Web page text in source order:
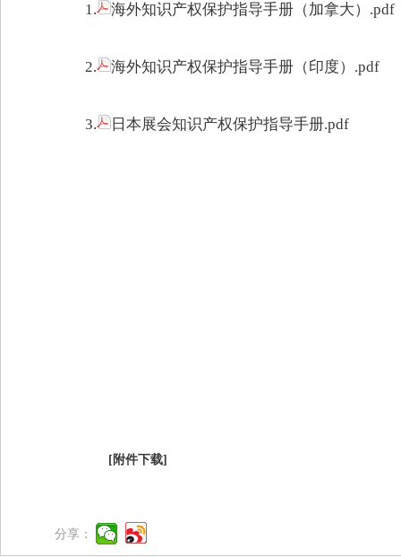
1. 海外知识产权保护指导手册（加拿大）.pdf
2. 海外知识产权保护指导手册（印度）.pdf
3. 日本展会知识产权保护指导手册.pdf
[附件下载]
分享：